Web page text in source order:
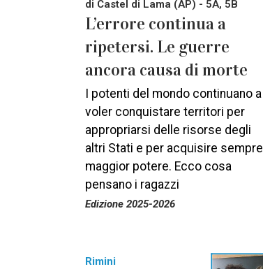
di Castel di Lama (AP) - 5A, 5B
L’errore continua a
ripetersi. Le guerre
ancora causa di morte
I potenti del mondo continuano a
voler conquistare territori per
appropriarsi delle risorse degli
altri Stati e per acquisire sempre
maggior potere. Ecco cosa
pensano i ragazzi
Edizione 2025-2026
Rimini